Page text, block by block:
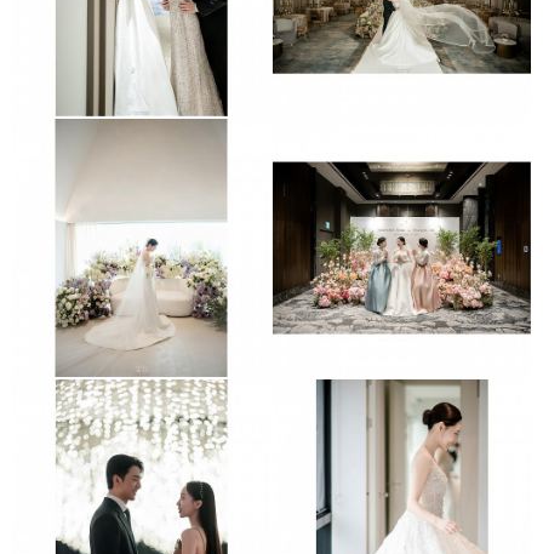
메종디탈리 JW동대문매리어트
콘래드호텔 그래머시코엑스